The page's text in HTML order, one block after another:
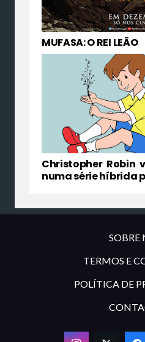
MUFASA: O REI LEÃO
Christopher Robin
numa série híbrida
SOBRE
TERMOS E
POLÍTICA DE